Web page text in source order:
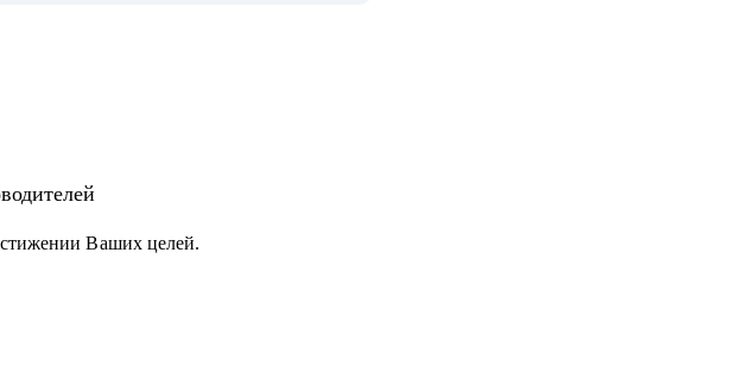
Ваших целей.